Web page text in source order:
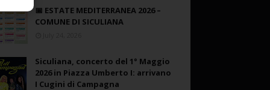
📅 ESTATE MEDITERRANEA 2026 –
COMUNE DI SICULIANA
Siculiana, concerto del 1° Maggio
2026 in Piazza Umberto I: arrivano
I Cugini di Campagna